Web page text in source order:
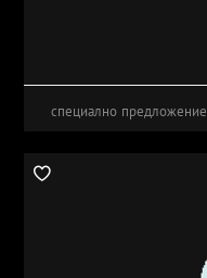
специално предложение